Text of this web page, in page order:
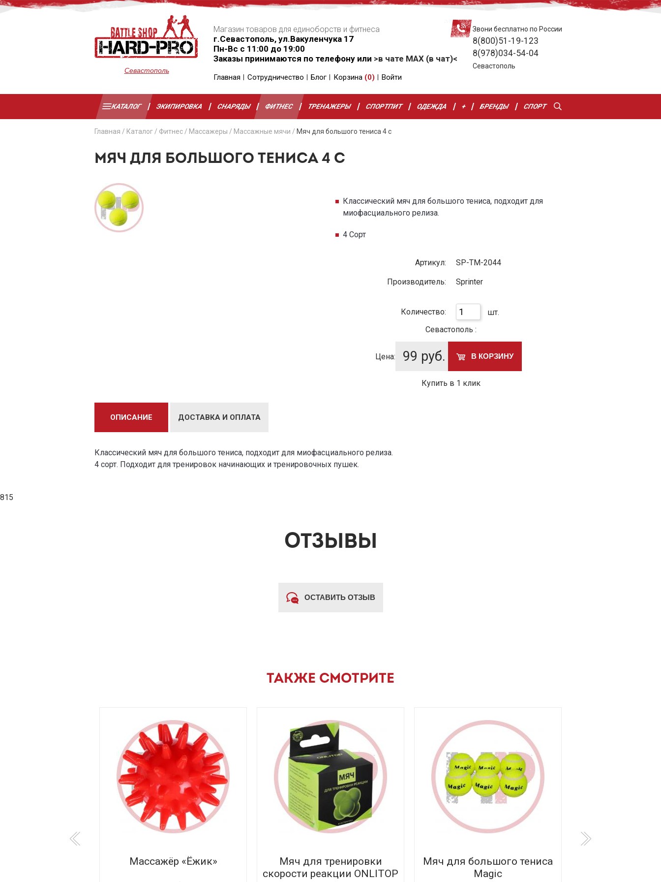
Севастополь
Магазин товаров для единоборств и фитнеса
г.Севастополь, ул.Вакуленчука 17
Пн-Вс с 11:00 до 19:00
Заказы принимаются по телефону или >в чате MAX (в чат)<
Главная Сотрудничество Блог Корзина (0) Войти
Звони бесплатно по России
8(800)51-19-123
8(978)034-54-04
Севастополь
КАТАЛОГ ЭКИПИРОВКА СНАРЯДЫ ФИТНЕС ТРЕНАЖЕРЫ СПОРТПИТ ОДЕЖДА + БРЕНДЫ СПОРТ
Главная / Каталог / Фитнес / Массажеры / Массажные мячи / Мяч для большого тениса 4 с
МЯЧ ДЛЯ БОЛЬШОГО ТЕНИСА 4 С
Классический мяч для большого тениса, подходит для
миофасциального релиза.
4 Сорт
Артикул: SP-TM-2044
Производитель: Sprinter
Количество:
шт.
Севастополь :
Цена: 99 руб. В КОРЗИНУ
Купить в 1 клик
ОПИСАНИЕ ДОСТАВКА И ОПЛАТА
Классический мяч для большого тениса, подходит для миофасциального релиза.
4 сорт. Подходит для тренировок начинающих и тренировочных пушек.
815
ОТЗЫВЫ
ОСТАВИТЬ ОТЗЫВ
ТАКЖЕ СМОТРИТЕ
Массажёр «Ёжик»
Мяч для тренировки
скорости реакции ONLITOP
Мяч для большого тениса
Magiс